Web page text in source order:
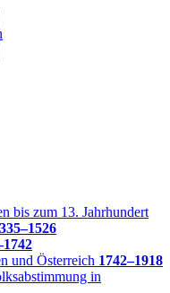
bis zum 13. Jahrhundert
und Österreich 1742–1918
in